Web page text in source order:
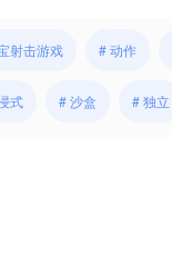
射击游戏 # 动作
式 # 沙盒 # 独立